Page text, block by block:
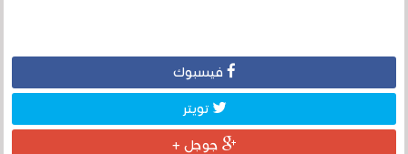
فيسبوك
تويتر
جوجل +